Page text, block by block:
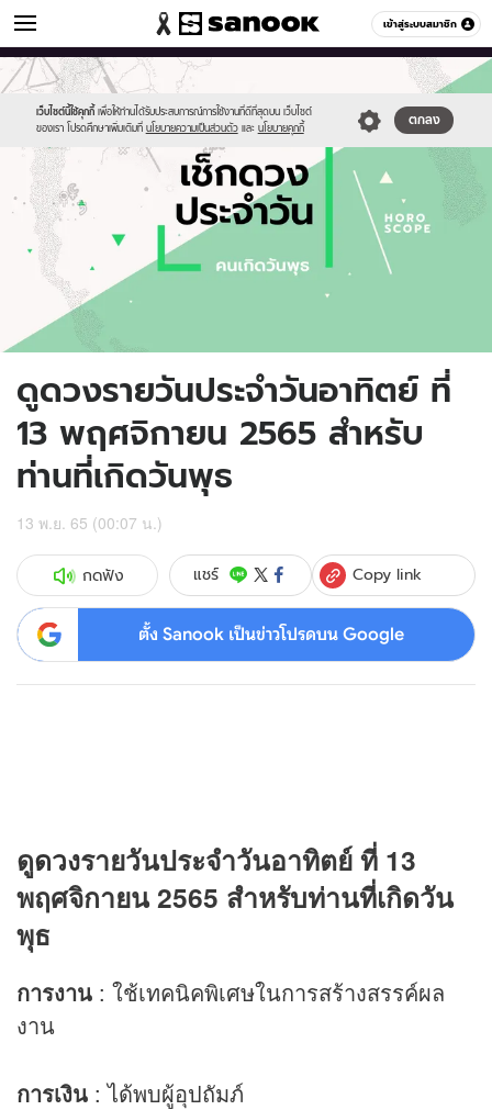
เข้าสู่ระบบสมาชิก
ดูดวง หมวดอื่นๆ
เว็บไซต์นี้ใช้คุกกี้ เพื่อให้ท่านได้รับประสบการณ์การใช้งานที่ดีที่สุดบน เว็บไซต์
ของเรา โปรดศึกษาเพิ่มเติมที่ นโยบายความเป็นส่วนตัว และ นโยบายคุกกี้
ตกลง
Sanook
//s.isanook.com/sr/0/images/logo-
new-
sanook.png
600
60
//s.isanook.com/ho/0/ud/fxd/day/daily-
horoscope-
wednesday.jpg
ดูดวงรายวันประจำวันอาทิตย์ ที่
13 พฤศจิกายน 2565 สำหรับ
ท่านที่เกิดวันพุธ
13 พ.ย. 65 (00:07 น.)
กดฟัง แชร์ Copy link
ตั้ง Sanook เป็นข่าวโปรดบน Google
ดูดวงรายวันประจำวันอาทิตย์ ที่ 13
พฤศจิกายน 2565 สำหรับท่านที่เกิดวัน
พุธ
การงาน : ใช้เทคนิคพิเศษในการสร้างสรรค์ผล
งาน
การเงิน : ได้พบผู้อุปถัมภ์